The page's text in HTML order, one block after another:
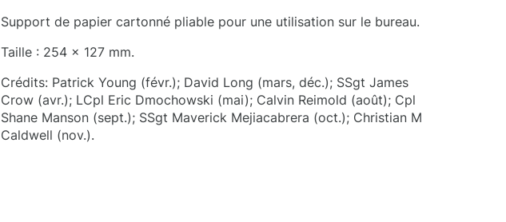
Support de papier cartonné pliable pour une utilisation sur le bureau.
Taille : 254 x 127 mm.
Crédits: Patrick Young (févr.); David Long (mars, déc.); SSgt James
Crow (avr.); LCpl Eric Dmochowski (mai); Calvin Reimold (août); Cpl
Shane Manson (sept.); SSgt Maverick Mejiacabrera (oct.); Christian M
Caldwell (nov.).